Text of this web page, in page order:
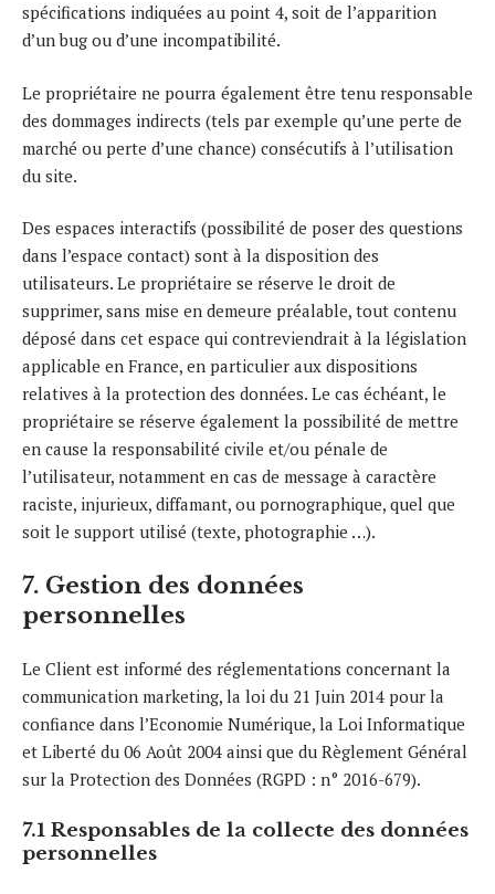
spécifications indiquées au point 4, soit de l’apparition
d’un bug ou d’une incompatibilité.
Le propriétaire ne pourra également être tenu responsable
des dommages indirects (tels par exemple qu’une perte de
marché ou perte d’une chance) consécutifs à l’utilisation
du site.
Des espaces interactifs (possibilité de poser des questions
dans l’espace contact) sont à la disposition des
utilisateurs. Le propriétaire se réserve le droit de
supprimer, sans mise en demeure préalable, tout contenu
déposé dans cet espace qui contreviendrait à la législation
applicable en France, en particulier aux dispositions
relatives à la protection des données. Le cas échéant, le
propriétaire se réserve également la possibilité de mettre
en cause la responsabilité civile et/ou pénale de
l’utilisateur, notamment en cas de message à caractère
raciste, injurieux, diffamant, ou pornographique, quel que
soit le support utilisé (texte, photographie …).
7. Gestion des données
personnelles
Le Client est informé des réglementations concernant la
communication marketing, la loi du 21 Juin 2014 pour la
confiance dans l’Economie Numérique, la Loi Informatique
et Liberté du 06 Août 2004 ainsi que du Règlement Général
sur la Protection des Données (RGPD : n° 2016-679).
7.1 Responsables de la collecte des données
personnelles